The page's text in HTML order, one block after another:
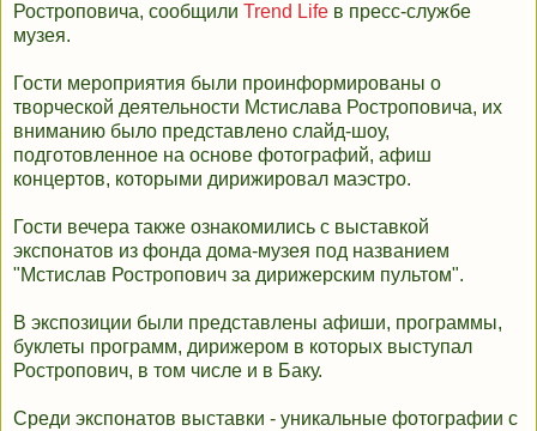
Ростроповича, сообщили Trend Life в пресс-службе
музея.
Гости мероприятия были проинформированы о
творческой деятельности Мстислава Ростроповича, их
вниманию было представлено слайд-шоу,
подготовленное на основе фотографий, афиш
концертов, которыми дирижировал маэстро.
Гости вечера также ознакомились с выставкой
экспонатов из фонда дома-музея под названием
"Мстислав Ростропович за дирижерским пультом".
В экспозиции были представлены афиши, программы,
буклеты программ, дирижером в которых выступал
Ростропович, в том числе и в Баку.
Среди экспонатов выставки - уникальные фотографии с